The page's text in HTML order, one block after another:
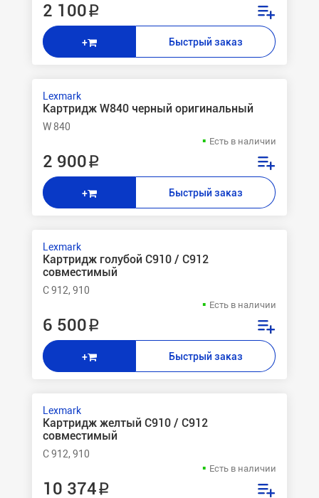
2 100 ₽
+ Быстрый заказ
Lexmark
Картридж W840 черный оригинальный
W 840
Есть в наличии
2 900 ₽
+ Быстрый заказ
Lexmark
Картридж голубой C910 / C912
совместимый
C 912, 910
Есть в наличии
6 500 ₽
+ Быстрый заказ
Lexmark
Картридж желтый C910 / C912
совместимый
C 912, 910
Есть в наличии
10 374 ₽